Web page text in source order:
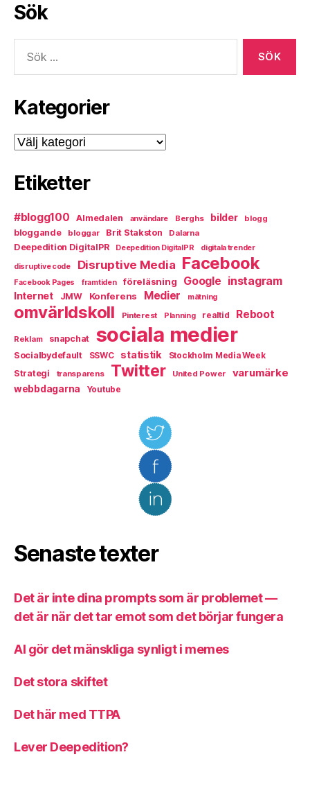
Sök
efter:
Kategorier
Kategorier
Etiketter
#blogg100 Almedalen användare Berghs bilder blogg
bloggande bloggar Brit Stakston Dalarna
Deepedition DigitalPR Deepedition DigitalPR digitala trender
disruptive code Disruptive Media Facebook
Facebook Pages framtiden föreläsning Google instagram
Internet JMW Konferens Medier mätning
omvärldskoll Pinterest Planning realtid Reboot
Reklam snapchat sociala medier
Socialbydefault SSWC statistik Stockholm Media Week
Strategi transparens Twitter United Power varumärke
webbdagarna Youtube
Senaste texter
Det är inte dina prompts som är problemet —
det är när det tar emot som det börjar fungera
AI gör det mänskliga synligt i memes
Det stora skiftet
Det här med TTPA
Lever Deepedition?